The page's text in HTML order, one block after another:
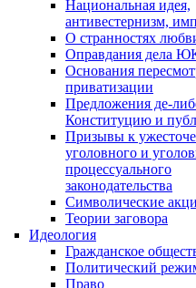
Национальная идея,
антивестернизм,
О странностях
Оправдания дела
Основания
приватизации
Предложения де-
Конституцию и
Призывы к
уголовного и
процессуального
законодательства
Символические
Теории заговора
Идеология
Гражданское
Политический
Право